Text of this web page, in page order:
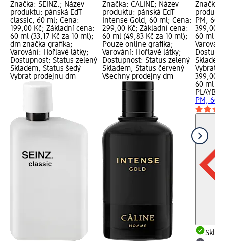
Značka: SEINZ.; Název
produktu: pánská EdT
classic, 60 ml; Cena:
199,00 Kč; Základní cena:
60 ml (33,17 Kč za 10 ml);
dm značka grafika;
Varování: Hořlavé látky;
Dostupnost: Status zelený
Skladem, Status šedý
Vybrat prodejnu dm
Značka: CÂLINE; Název
produktu: pánská EdT
Intense Gold, 60 ml; Cena:
299,00 Kč; Základní cena:
60 ml (49,83 Kč za 10 ml);
Pouze online grafika;
Varování: Hořlavé látky;
Dostupnost: Status zelený
Skladem, Status červený
Všechny prodejny dm
Značka:
PM, 60
399,00
60 ml
Vybrat
399,00
60 ml
PLAYBOY
PM, 60